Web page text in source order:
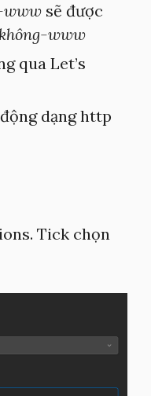
www sẽ được
không-www
qua Let’s
dạng http
Tick chọn